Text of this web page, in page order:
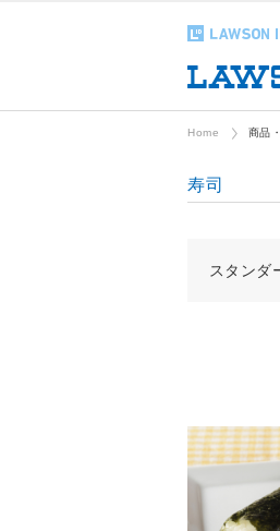
Home 商品
寿司
スタンダ